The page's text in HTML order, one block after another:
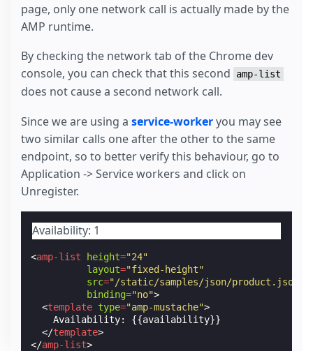
page, only one network call is actually made by the
AMP runtime.
By checking the network tab of the Chrome dev
console, you can check that this second
amp-list
does not cause a second network call.
Since we are using a service-workeryou may see
two similar calls one after the other to the same
endpoint, so to better verify this behaviour, go to
Application -> Service workers and click on
Unregister.
Availability: 1
<amp-list height="24"
layout="fixed-height"
src="/static/samples/json/product.json"
binding="no">
<template type="amp-mustache">
    Availability: {{availability}}
</template>
</amp-list>